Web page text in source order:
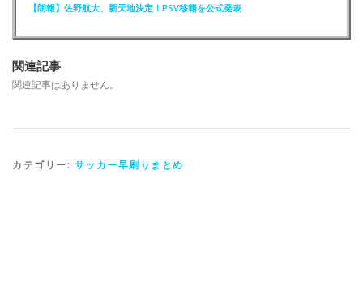
【朗報】佐野航大、新天地決定！PSV移籍を公式発表
関連記事
関連記事はありません。
カテゴリー: サッカー早刷りまとめ